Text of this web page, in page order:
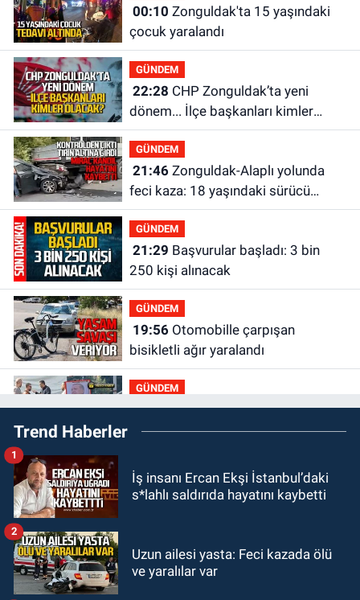
00:10
çocuk yaralandı
GÜNDEM
22:28
dönem... İlçe başkanları kimler
olacak?
GÜNDEM
21:46Zonguldak-Alaplı yolunda
feci kaza: 18 yaşındaki sürücü
hayatını kaybetti
GÜNDEM
21:29
250 kişi alınacak
GÜNDEM
19:56Otomobille çarpışan
bisikletli ağır yaralandı
GÜNDEM
19:46Cumhurbaşkanı Erdoğan’ın
fotoğrafını söküp indirdi
18:48
18:36AK Parti teşkilatları
Trend Haberler
İş insanı Ercan Ekşi İstanbul’daki
s*lahlı saldırıda hayatını kaybetti
1
Uzun ailesi yasta: Feci kazada ölü
ve yaralılar var
2